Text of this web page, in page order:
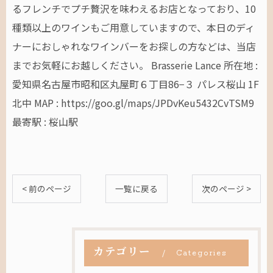
るフレンチでプチ贅沢を味わえるお店となっており、10
種類以上のワインもご用意していますので、本日のディ
ナーにおしゃれなワインバーをお探しの方などは、当店
までお気軽にお越しください。 Brasserie Lance 所在地 :
愛知県名古屋市昭和区丸屋町６丁目86−３ パレス桜山 1F
北中 MAP : https://goo.gl/maps/JPDvKeu5432CvTSM9
最寄駅 : 桜山駅
< 前のページ 一覧に戻る 次のページ >
カテゴリー Categories